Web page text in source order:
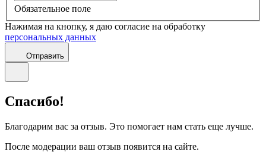
Обязательное поле
Нажимая на кнопку, я даю согласие на обработку
персональных данных
Отправить
Спасибо!
Благодарим вас за отзыв. Это помогает нам стать еще лучше.
После модерации ваш отзыв появится на сайте.